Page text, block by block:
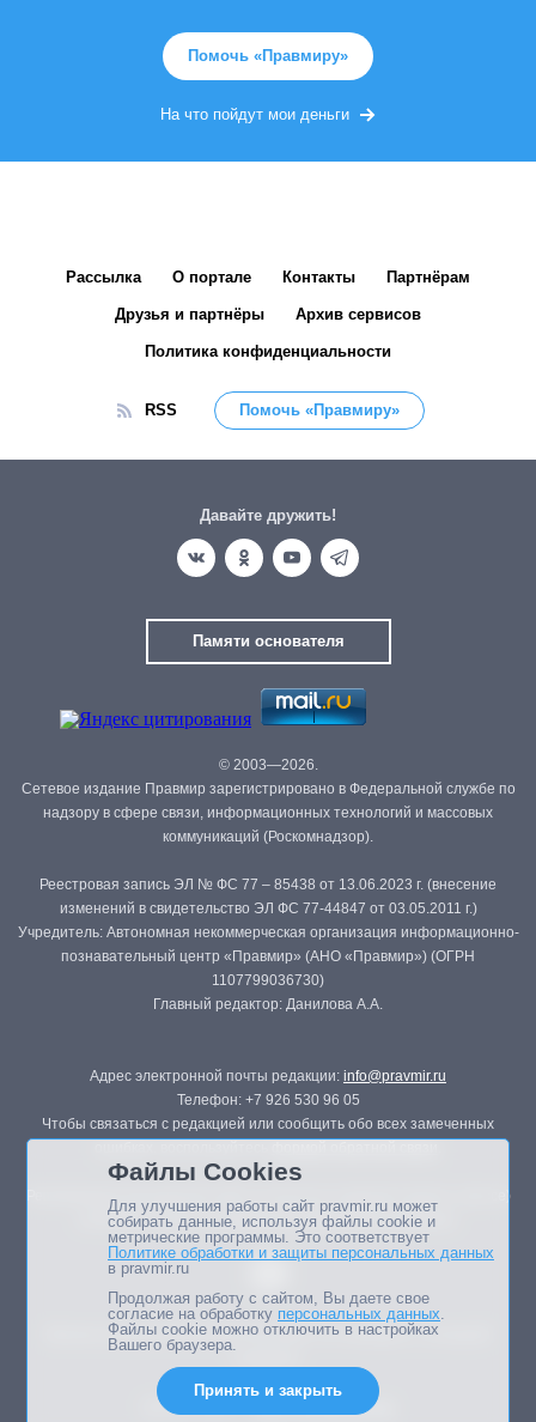
Помочь «Правмиру»
На что пойдут мои деньги
Рассылка О портале Контакты Партнёрам
Друзья и партнёры Архив сервисов
Политика конфиденциальности
RSS Помочь «Правмиру»
Давайте дружить!
Памяти основателя
© 2003—2026.
Сетевое издание Правмир зарегистрировано в Федеральной службе по
надзору в сфере связи, информационных технологий и массовых
коммуникаций (Роскомнадзор).
Реестровая запись ЭЛ № ФС 77 – 85438 от 13.06.2023 г. (внесение
изменений в свидетельство ЭЛ ФС 77-44847 от 03.05.2011 г.)
Учредитель: Автономная некоммерческая организация информационно-
познавательный центр «Правмир» (АНО «Правмир») (ОГРН
1107799036730)
Главный редактор: Данилова А.А.
Адрес электронной почты редакции: info@pravmir.ru
Телефон: +7 926 530 96 05
Чтобы связаться с редакцией или сообщить обо всех замеченных
Републикация материалов сайта в печатных изданиях (книгах, прессе)
возможна только с письменного разрешения редакции.
Мнение авторов статей портала может не совпадать с позицией
Дизайн сайта -
Файлы Cookies
Для улучшения работы сайт pravmir.ru может
собирать данные, используя файлы cookie и
метрические программы. Это соответствует
Политике обработки и защиты персональных данных
в pravmir.ru
Продолжая работу с сайтом, Вы даете свое
согласие на обработку персональных данных.
Файлы cookie можно отключить в настройках
Вашего браузера.
Принять и закрыть